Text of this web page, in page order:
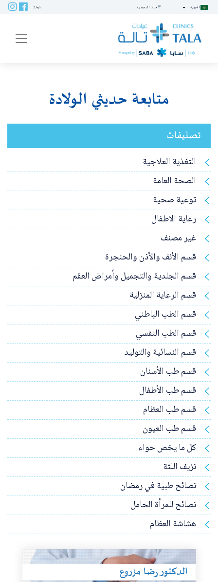
العربية جدة, السعودية تابعنا:
متابعة حديثي الولادة
تصنيفات
التغذية العلاجية
الصحة العامة
توعية صحية
رعاية الاطفال
غير مصنف
قسم الأنف والأذن والحنجرة
قسم الجلدية والتجميل وأمراض العقم
قسم الرعاية المنزلية
قسم الطب الباطني
قسم الطب النفسي
قسم النسائية والتوليد
قسم طب الأسنان
قسم طب الأطفال
قسم طب العظام
قسم طب العيون
كل ما يخص حواء
نزيف اللثة
نصائح طبية في رمضان
نصائح للمرأة الحامل
هشاشة العظام
الدكتور رضا مزروع
X